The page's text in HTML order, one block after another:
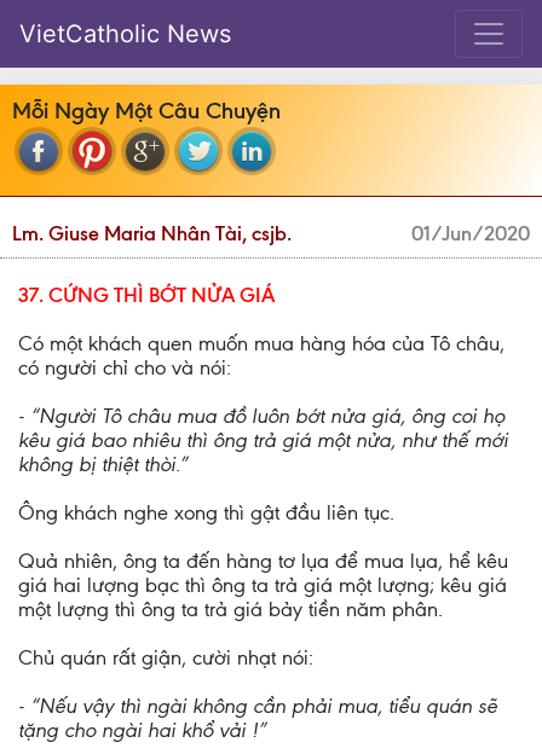
VietCatholic News
Mỗi Ngày Một Câu Chuyện
Lm. Giuse Maria Nhân Tài, csjb. 01/Jun/2020
37. CỨNG THÌ BỚT NỬA GIÁ
Có một khách quen muốn mua hàng hóa của Tô châu,
có người chỉ cho và nói:
- “Người Tô châu mua đồ luôn bớt nửa giá, ông coi họ
kêu giá bao nhiêu thì ông trả giá một nửa, như thế mới
không bị thiệt thòi.”
Ông khách nghe xong thì gật đầu liên tục.
Quả nhiên, ông ta đến hàng tơ lụa để mua lụa, hể kêu
giá hai lượng bạc thì ông ta trả giá một lượng; kêu giá
một lượng thì ông ta trả giá bảy tiền năm phân.
Chủ quán rất giận, cười nhạt nói:
- “Nếu vậy thì ngài không cần phải mua, tiểu quán sẽ
tặng cho ngài hai khổ vải !”